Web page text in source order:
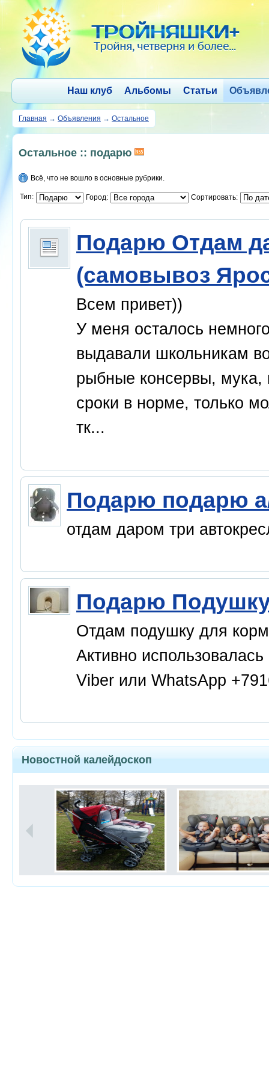
Наш клуб Альбомы Статьи
Главная → Объявления → Остальное
Остальное :: подарю
Всё, что не вошло в основные рубрики.
Тип: Город: Сортировать:
Подарю Отдам
(самовывоз
Всем привет))
У меня осталось
выдавали школьникам
рыбные консервы, мука,
сроки в норме, только
тк...
Подарю подарю
отдам даром три
Подарю
Отдам подушку для
Активно
Viber или WhatsApp
Новостной калейдоскоп